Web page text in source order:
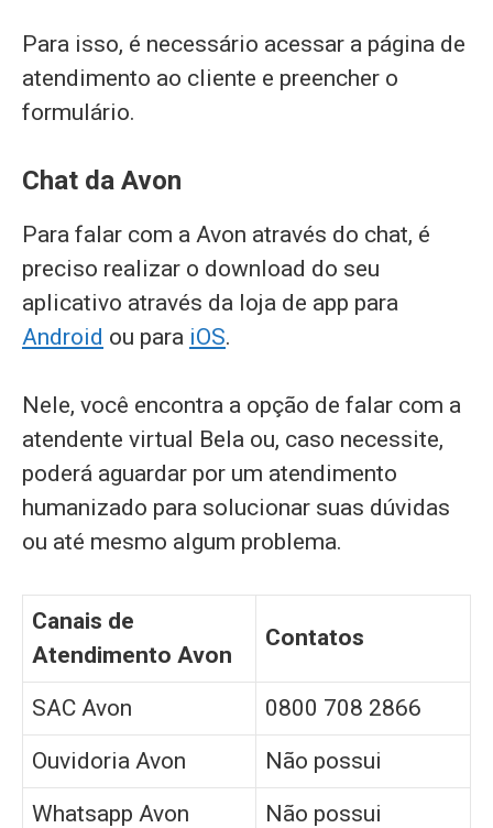
Para isso, é necessário acessar a página de
atendimento ao cliente e preencher o
formulário.
Chat da Avon
Para falar com a Avon através do chat, é
preciso realizar o download do seu
aplicativo através da loja de app para
Android ou para iOS.
Nele, você encontra a opção de falar com a
atendente virtual Bela ou, caso necessite,
poderá aguardar por um atendimento
humanizado para solucionar suas dúvidas
ou até mesmo algum problema.
Canais de
Atendimento Avon
Contatos
SAC Avon
0800 708 2866
Ouvidoria Avon
Não possui
Whatsapp Avon
Não possui